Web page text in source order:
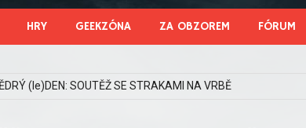
HRY GEEKZÓNA ZA OBZOREM FÓRUM
(le)DEN: SOUTĚŽ SE STRAKAMI NA VRBĚ